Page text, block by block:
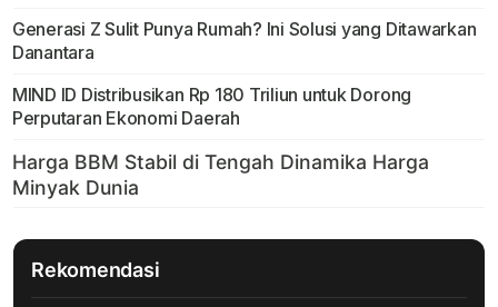
Generasi Z Sulit Punya Rumah? Ini Solusi yang Ditawarkan
Danantara
MIND ID Distribusikan Rp 180 Triliun untuk Dorong
Perputaran Ekonomi Daerah
Rekomendasi